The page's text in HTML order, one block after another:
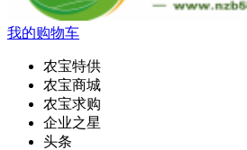
我的购物车
农宝特供
农宝商城
农宝求购
企业之星
头条